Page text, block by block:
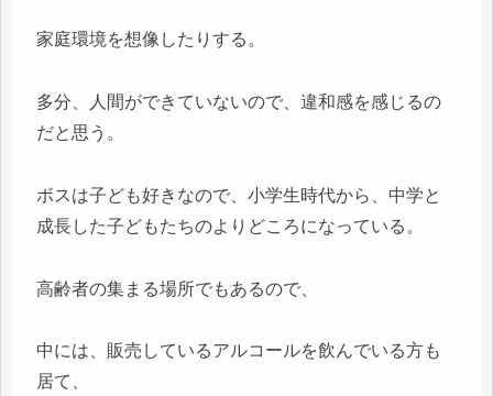
家庭環境を想像したりする。
多分、人間ができていないので、違和感を感じるの
だと思う。
ボスは子ども好きなので、小学生時代から、中学と
成長した子どもたちのよりどころになっている。
高齢者の集まる場所でもあるので、
中には、販売しているアルコールを飲んでいる方も
居て、